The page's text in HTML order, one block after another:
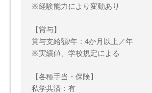
※経験能力により変動あり
【賞与】
賞与支給額/年：4か月以上／年
※実績値、学校規定による
【各種手当・保険】
私学共済：有